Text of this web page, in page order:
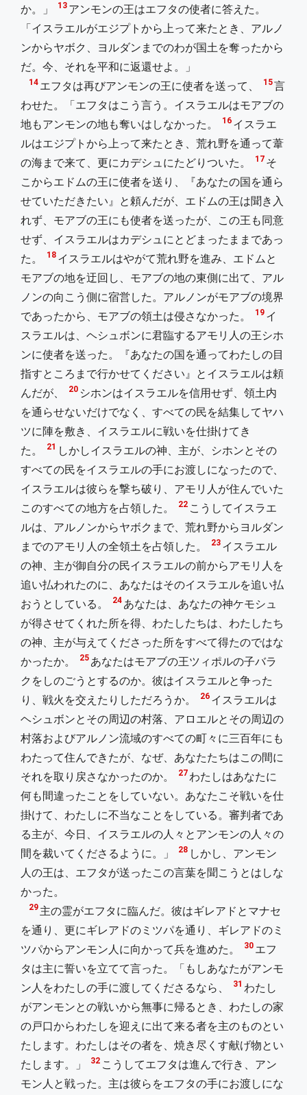
か。」
13 アンモンの王はエフタの使者に答えた。
「イスラエルがエジプトから上って来たとき、アルノ
ンからヤボク、ヨルダンまでのわが国土を奪ったから
だ。今、それを平和に返還せよ。」
14 エフタは再びアンモンの王に使者を送って、 15言
わせた。「エフタはこう言う。イスラエルはモアブの
地もアンモンの地も奪いはしなかった。
16 イスラエ
ルはエジプトから上って来たとき、荒れ野を通って葦
の海まで来て、更にカデシュにたどりついた。
17 そ
こからエドムの王に使者を送り、『あなたの国を通ら
せていただきたい』と頼んだが、エドムの王は聞き入
れず、モアブの王にも使者を送ったが、この王も同意
せず、イスラエルはカデシュにとどまったままであっ
た。
18 イスラエルはやがて荒れ野を進み、エドムと
モアブの地を迂回し、モアブの地の東側に出て、アル
ノンの向こう側に宿営した。アルノンがモアブの境界
であったから、モアブの領土は侵さなかった。
19 イ
スラエルは、ヘシュボンに君臨するアモリ人の王シホ
ンに使者を送った。『あなたの国を通ってわたしの目
指すところまで行かせてください』とイスラエルは頼
んだが、
20 シホンはイスラエルを信用せず、領土内
を通らせないだけでなく、すべての民を結集してヤハ
ツに陣を敷き、イスラエルに戦いを仕掛けてき
た。
21 しかしイスラエルの神、主が、シホンとその
すべての民をイスラエルの手にお渡しになったので、
イスラエルは彼らを撃ち破り、アモリ人が住んでいた
このすべての地方を占領した。
22 こうしてイスラエ
ルは、アルノンからヤボクまで、荒れ野からヨルダン
までのアモリ人の全領土を占領した。
23 イスラエル
の神、主が御自分の民イスラエルの前からアモリ人を
追い払われたのに、あなたはそのイスラエルを追い払
おうとしている。
24 あなたは、あなたの神ケモシュ
が得させてくれた所を得、わたしたちは、わたしたち
の神、主が与えてくださった所をすべて得たのではな
かったか。
25 あなたはモアブの王ツィポルの子バラ
クをしのごうとするのか。彼はイスラエルと争った
り、戦火を交えたりしただろうか。
26 イスラエルは
ヘシュボンとその周辺の村落、アロエルとその周辺の
村落およびアルノン流域のすべての町々に三百年にも
わたって住んできたが、なぜ、あなたたちはこの間に
それを取り戻さなかったのか。
27 わたしはあなたに
何も間違ったことをしていない。あなたこそ戦いを仕
掛けて、わたしに不当なことをしている。審判者であ
る主が、今日、イスラエルの人々とアンモンの人々の
間を裁いてくださるように。」
28 しかし、アンモン
人の王は、エフタが送ったこの言葉を聞こうとはしな
かった。
29 主の霊がエフタに臨んだ。彼はギレアドとマナセ
を通り、更にギレアドのミツパを通り、ギレアドのミ
ツパからアンモン人に向かって兵を進めた。
30 エフ
タは主に誓いを立てて言った。「もしあなたがアンモ
ン人をわたしの手に渡してくださるなら、
31 わたし
がアンモンとの戦いから無事に帰るとき、わたしの家
の戸口からわたしを迎えに出て来る者を主のものとい
たします。わたしはその者を、焼き尽くす献げ物とい
たします。」
32 こうしてエフタは進んで行き、アン
モン人と戦った。主は彼らをエフタの手にお渡しにな